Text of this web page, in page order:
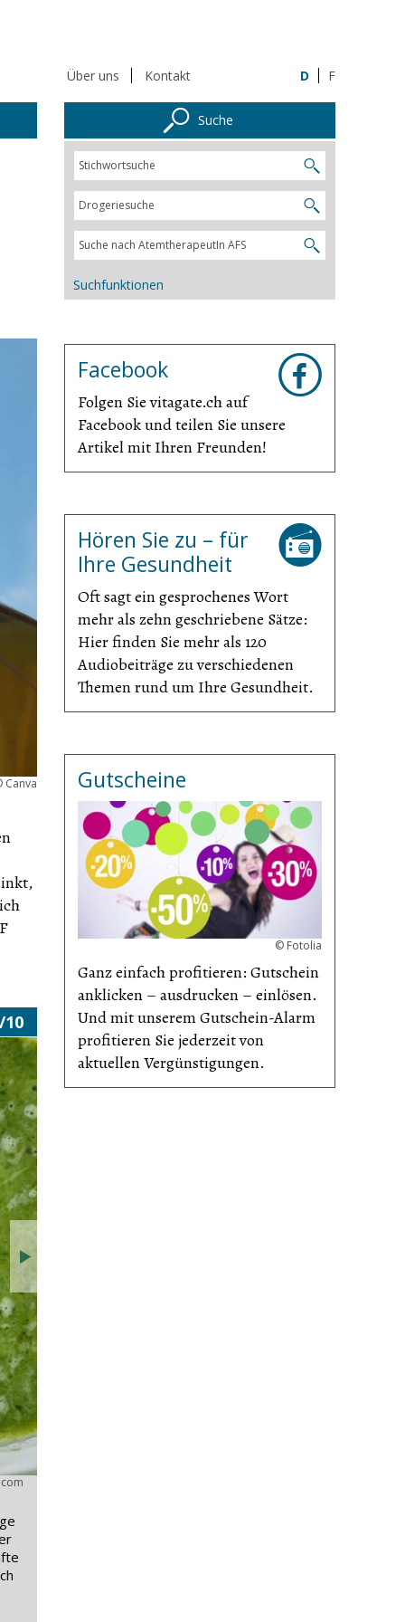
Über uns Kontakt D F
Canva
10
Suche
Suchfunktionen
Facebook
Folgen Sie vitagate.ch auf
Facebook und teilen Sie unsere
Artikel mit Ihren Freunden!
Hören Sie zu – für
Ihre Gesundheit
Oft sagt ein gesprochenes Wort
mehr als zehn geschriebene Sätze:
Hier finden Sie mehr als 120
Audiobeiträge zu verschiedenen
Themen rund um Ihre Gesundheit.
Gutscheine
© Fotolia
Ganz einfach profitieren: Gutschein
anklicken – ausdrucken – einlösen.
Und mit unserem Gutschein-Alarm
profitieren Sie jederzeit von
aktuellen Vergünsti­gungen.